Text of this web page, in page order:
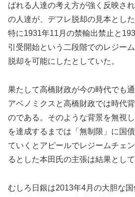
ばれる人達の考え方が強く反映さ
の人達が、デフレ脱却の見本とし
特に1931年11月の禁輸出禁止と
引受開始という二段階でのレジー
脱却を可能にしたとしていた。
果たして高橋財政が今の時代でも
アベノミクスと高橋財政では時代
のである。そのような背景を無視
を達成するまでは「無制限」に国
ていくとアピールでレジームチェ
るとした本田氏の主張は結果とし
むしろ日銀は2013年4月の大胆な国